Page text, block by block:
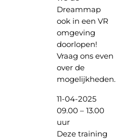
Dreammap
ook in een VR
omgeving
doorlopen!
Vraag ons even
over de
mogelijkheden.
11-04-2025
09.00 – 13.00
uur
Deze training